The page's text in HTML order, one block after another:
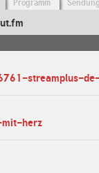
Programm
streamplus-
mit-herz